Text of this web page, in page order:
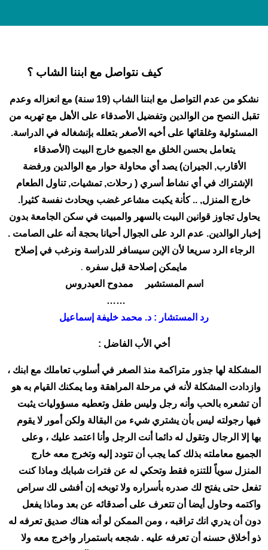
كيف نتواصل مع ابننا الشاب ؟
نشكو من عدم التواصل مع ابننا الشاب (19 سنة) مع انعزاله وعدم
تقبل النصح من الوالدين وتفضيل الأصدقاء على الأهل مع تهربه من
المسئولية وغلقائها على أخيه الأصغر بتعلله بإنشغاله في الدراسة.
يتعامل بحسن الخلق مع الجميع خارج البيت (الأصدقاء
الأقارب, الجيران) يصد أي محاولة حوار مع الوالدين ورفضة
الإشتراك في أي نشاط أسري ( رحلات, تمشيات, تناول الطعام
خارج المنزل, .. كأنة يكبت مشاعر غضب ويحادث نفسة كثيرا.
يحاول تجاوز قوانين البيت بالسهر والمبيت في سكن الجامعة بدون
إخبار الوالدين. عدم الرد على الجوال أحيانا بحجة أنه على الصامت .
الرجاء الرد سريعا لأن الإبن سيسافر للدراسة ونرغب في إصلاح
مايمكن إصلاحة قبل سفره .
اسم المستشير ممدوح العيدروس
……
رد المستشار : د. محمد خليفة إسماعيل
أخي الأب الفاضل :
المشكلة لها جذور متراكمة منذ الصغر في أسلوب تعاملك مع ابنك ،
وازدادت المشكلة لأنه في مرحلة المراهقة وما يمكنك القيام به هو
أن تشعره بالحب وأنه رجل وليس طفل وتعطيه مسؤوليات يثبت
فيها رجولته ليس بأن يشتري شيء من البقالة ولكن أمور لا يقوم
بها إلا الرجال وتقول له دائما أنت الرجل وأنا اعتمد عليك ، وعلى
الجميع معاملته بذلك كما يجب أن تتودد إليه وتخرج معه خارج
المنزل سوياً للتنزه فقط وتحكي له عن فترات شبابك وماذا كنت
تفعل حتى يفتح لك صدره بأسراره ولا توبخه إن أفشى لك سراص
واكتمه وحاول أيضا أن تتعرف على أصدقائه عن بعد وماذا يفعل
دون أن يدري انك تراقبه ، ومن الممكن لو أنه هناك صديق تعرفه له
ذو أخلاق حسنه أن تعرفه عليه . شجعه باستمرار واخرج معه ولا